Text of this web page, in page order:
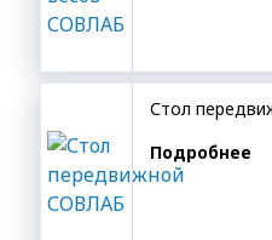
Стол
Подробнее